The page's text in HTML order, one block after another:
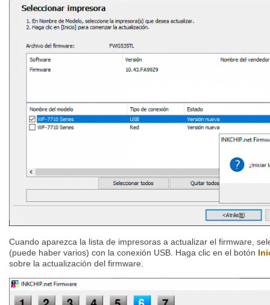
Cuando aparezca la lista de impresoras a actualizar el firmware,
(puede haber varios) con la conexión USB. Haga clic en el botón
sobre la actualización del firmware.